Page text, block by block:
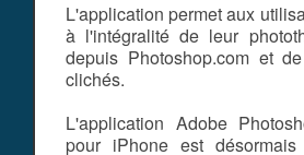
L'application permet aux
à l'intégralité de leur
depuis Photoshop.com et
clichés.
L'application Adobe
pour iPhone est désormais